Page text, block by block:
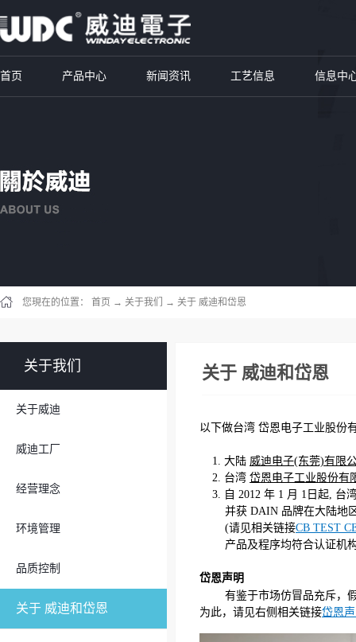
首页 产品中心 新闻资讯 工艺信息 信息中
您現在的位置： 首页 → 关于我们 → 关于 威迪和岱恩
关于我们
关于威迪
威迪工厂
经营理念
环境管理
品质控制
关于 威迪和岱恩
关于 威迪和岱恩
以下做台湾 岱恩电子工业股份
1. 大陆 威迪电子(东莞)有限
2. 台湾 岱恩电子工业股份有
3. 自 2012 年 1 月 1日起, 台
并获 DAIN 品牌在大陆地区
(请见相关链接CB TEST
产品及程序均符合认证机构
岱恩声明
有鉴于市场仿冒品充斥，
为此，请见右侧相关链接岱恩